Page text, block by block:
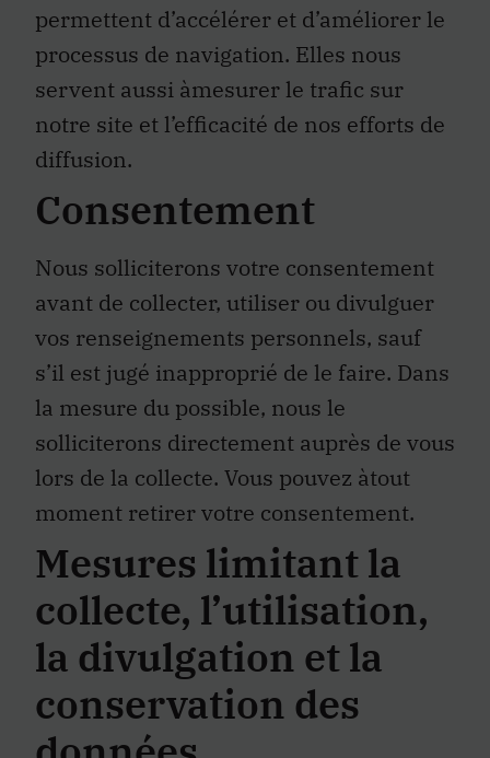
permettent d’accélérer et d’améliorer le
processus de navigation. Elles nous
servent aussi àmesurer le trafic sur
notre site et l’efficacité de nos efforts de
diffusion.
Consentement
Nous solliciterons votre consentement
avant de collecter, utiliser ou divulguer
vos renseignements personnels, sauf
s’il est jugé inapproprié de le faire. Dans
la mesure du possible, nous le
solliciterons directement auprès de vous
lors de la collecte. Vous pouvez àtout
moment retirer votre consentement.
Mesures limitant la
collecte, l’utilisation,
la divulgation et la
conservation des